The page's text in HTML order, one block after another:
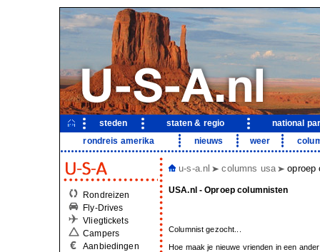
steden staten & regio
national
rondreis amerika
nieuws weer
Rondreizen
Fly-Drives
Vliegtickets
Campers
Aanbiedingen
u-s-a.nl columns usa oproep
USA.nl - Oproep columnisten
Columnist gezocht...
Hoe maak je nieuwe vrienden in een